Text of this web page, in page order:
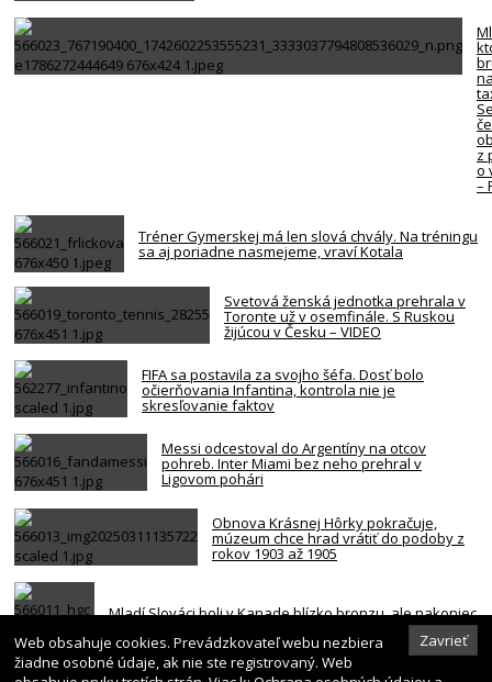
z
o
–
Tréner Gymerskej má len slová chvály. Na tréningu
sa aj poriadne nasmejeme, vraví Kotala
Svetová ženská jednotka prehrala v
Toronte už v osemfinále. S Ruskou
žijúcou v Česku – VIDEO
FIFA sa postavila za svojho šéfa. Dosť bolo
očierňovania Infantina, kontrola nie je
skresľovanie faktov
Messi odcestoval do Argentíny na otcov
pohreb. Inter Miami bez neho prehral v
Ligovom pohári
Obnova Krásnej Hôrky pokračuje,
múzeum chce hrad vrátiť do podoby z
rokov 1903 až 1905
Mladí Slováci boli v Kanade blízko bronzu, ale nakoniec
Zavrieť
Web obsahuje cookies. Prevádzkovateľ webu nezbiera
žiadne osobné údaje, ak nie ste registrovaný. Web